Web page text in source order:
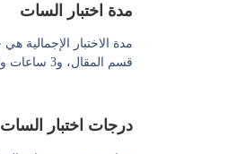
مدة اختبار السات
قسم المقال، و3 ساعات و50 دقيقة مع قسم المقال
درجات اختبار السات